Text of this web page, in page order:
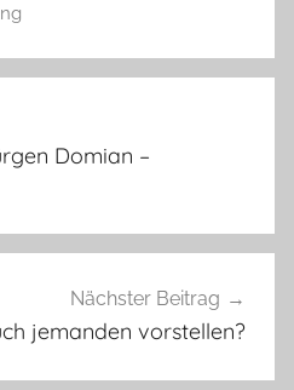
Domian –
Nächster Beitrag
jemanden vorstellen?